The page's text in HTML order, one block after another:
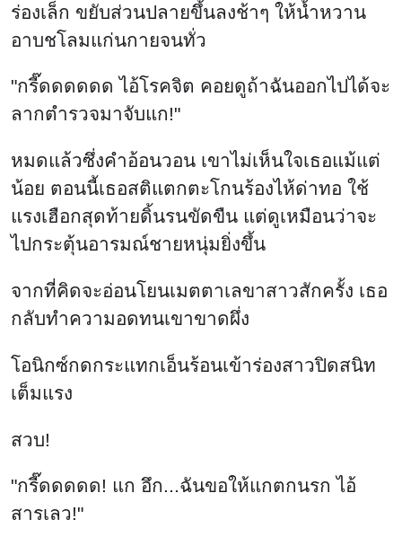
ร่องเล็ก ขยับส่วนปลายขึ้นลงช้าๆ ให้น้ำหวาน
อาบชโลมแก่นกายจนทั่ว
"กรี๊ดดดดดด ไอ้โรคจิต คอยดูถ้าฉันออกไปได้จะ
ลากตำรวจมาจับแก!"
หมดแล้วซึ่งคำอ้อนวอน เขาไม่เห็นใจเธอแม้แต่
น้อย ตอนนี้เธอสติแตกตะโกนร้องไห้ด่าทอ ใช้
แรงเฮือกสุดท้ายดิ้นรนขัดขืน แต่ดูเหมือนว่าจะ
ไปกระตุ้นอารมณ์ชายหนุ่มยิ่งขึ้น
จากที่คิดจะอ่อนโยนเมตตาเลขาสาวสักครั้ง เธอ
กลับทำความอดทนเขาขาดผึ่ง
โอนิกซ์กดกระแทกเอ็นร้อนเข้าร่องสาวปิดสนิท
เต็มแรง
สวบ!
"กรี๊ดดดดด! แก อึก...ฉันขอให้แกตกนรก ไอ้
สารเลว!"